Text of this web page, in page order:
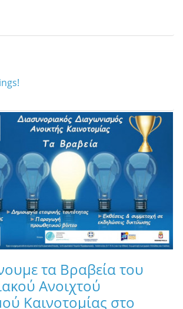
τα Βραβεία του
Ανοιχτού
Καινοτομίας στο